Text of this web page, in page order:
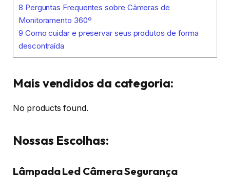
8 Perguntas Frequentes sobre Câmeras de
Monitoramento 360º
9 Como cuidar e preservar seus produtos de forma
descontraída
Mais vendidos da categoria:
No products found.
Nossas Escolhas:
Lâmpada Led Câmera Segurança